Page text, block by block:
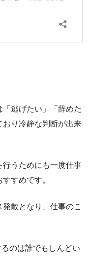
逃げたい」「辞めた
り冷静な判断が出来
行うためにも一度仕事
すめです。
散となり、仕事のこ
のは誰でもしんどい